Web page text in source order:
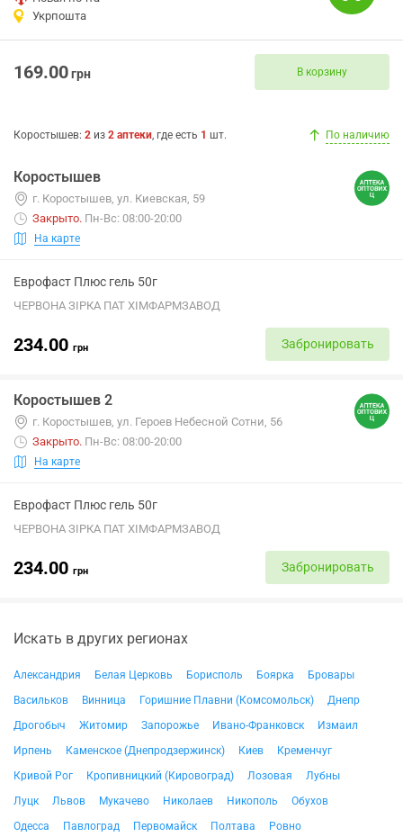
Укрпошта
169.00грн В корзину
Коростышев: 2 из 2 аптеки, где есть 1 шт. По наличию
Коростышев
г. Коростышев, ул. Киевская, 59
Закрыто. Пн-Вс: 08:00-20:00
На карте
Еврофаст Плюс гель 50г
ЧЕРВОНА ЗІРКА ПАТ ХІМФАРМЗАВОД
234.00 грн Забронировать
Коростышев 2
г. Коростышев, ул. Героев Небесной Сотни, 56
Закрыто. Пн-Вс: 08:00-20:00
На карте
Еврофаст Плюс гель 50г
ЧЕРВОНА ЗІРКА ПАТ ХІМФАРМЗАВОД
234.00 грн Забронировать
Искать в других регионах
Александрия Белая Церковь Борисполь Боярка
Бровары
Васильков
Винница Горишние Плавни (Комсомольск)
Днепр
Дрогобыч
Житомир Запорожье Ивано-Франковск
Измаил
Ирпень
Каменское (Днепродзержинск) Киев
Кременчуг
Кривой Рог
Кропивницкий (Кировоград) Лозовая
Лубны
Луцк
Львов Мукачево Николаев Никополь
Обухов
Одесса
Павлоград Первомайск Полтава
Ровно